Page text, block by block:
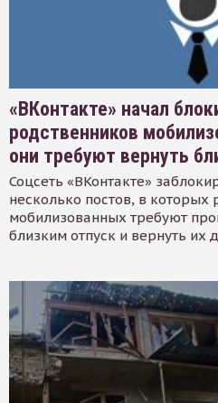
«ВКонтакте» начал
родственников
они требуют вернуть
Соцсеть «ВКонтакте»
несколько постов, в которых
мобилизованных требуют
близким отпуск и вернуть их